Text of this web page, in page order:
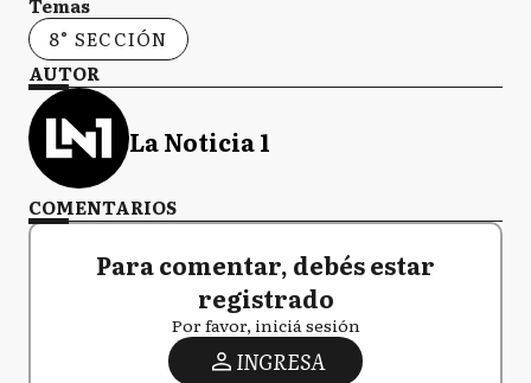
8° SECCIÓN
AUTOR
La Noticia 1
COMENTARIOS
Para comentar, debés estar
registrado
Por favor, iniciá sesión
INGRESA